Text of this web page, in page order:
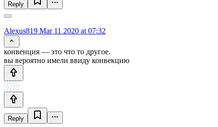
Reply
Alexus819 Mar 11 2020 at 07:32
конвенция — это что то другое.
вы вероятно имели ввиду конвекцию
Reply